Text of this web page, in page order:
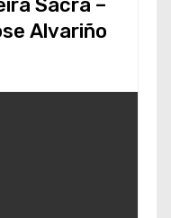
Sacra –
Alvariño